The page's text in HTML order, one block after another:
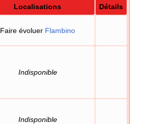
Localisations Détails
Faire évoluer Flambino
Indisponible
Indisponible